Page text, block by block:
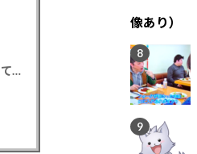
カープドラ1平川蓮！187cmのスイッチヒッター！立石正広を外し2度目の重複も新井監督がクジを引き当てる！【ドラフト会議2025】
像あり）